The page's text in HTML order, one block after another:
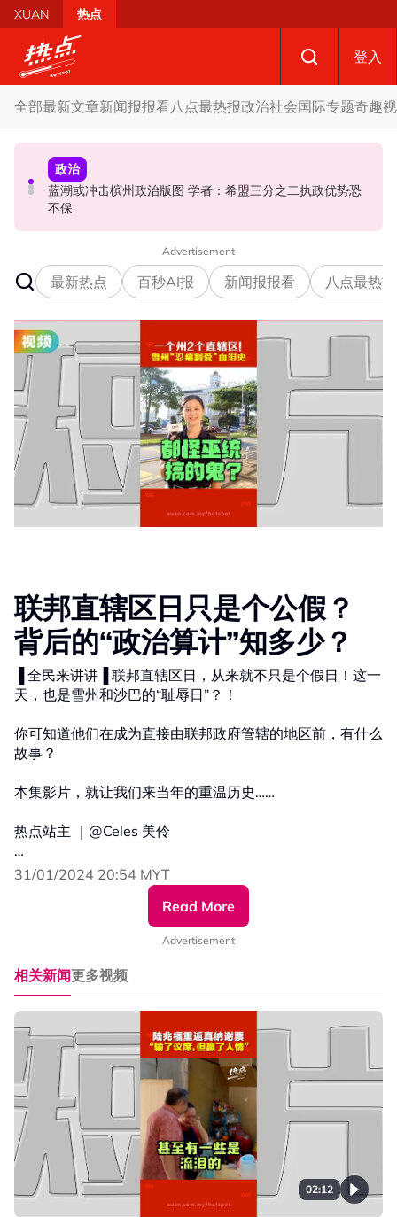
Skip to main content
XUAN 热点
登入
全部最新文章新闻报报看八点最热报政治社会国际专题奇趣
社会
亲友互助“标会”不违法 惟参与者权益不受法律保障
政治
柔森州选合作奏效 阿末马斯兰吁国阵国盟携手迎战甲州选
政治
蓝潮或冲击槟州政治版图 学者：希盟三分之二执政优势恐
不保
Advertisement
最新热点 百秒AI报 新闻报报看 八点最热报
联邦直辖区日只是个公假？
背后的“政治算计”知多少？
▐ 全民来讲讲▐ 联邦直辖区日，从来就不只是个假日！这一
天，也是雪州和沙巴的“耻辱日”？！
你可知道他们在成为直接由联邦政府管辖的地区前，有什么
故事？
本集影片，就让我们来当年的重温历史……
热点站主 ｜@Celes 美伶
#联邦直辖区 #吉隆坡 #布城 #纳闽 #沙巴 #雪兰莪
#发射热点 #84hotspot #热点短视频 #全民来讲讲
更多新闻资讯看这里 ▹ https://xuan.com.my/hotspot
31/01/2024 20:54 MYT
Read More
Advertisement
相关新闻更多视频
02:12